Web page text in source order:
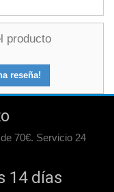
producto
reseña!
70€. Servicio 24
14 días